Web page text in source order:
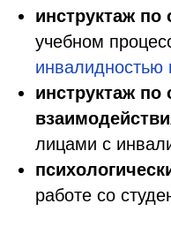
инструктаж
учебном
инструктаж по
лицами с
работе со